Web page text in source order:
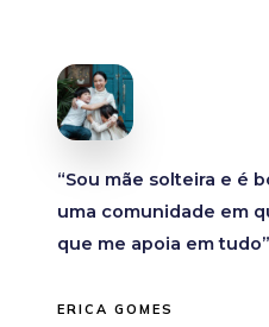
“Sou mãe solteira e é
uma comunidade em
que me apoia em tudo”
ERICA GOMES